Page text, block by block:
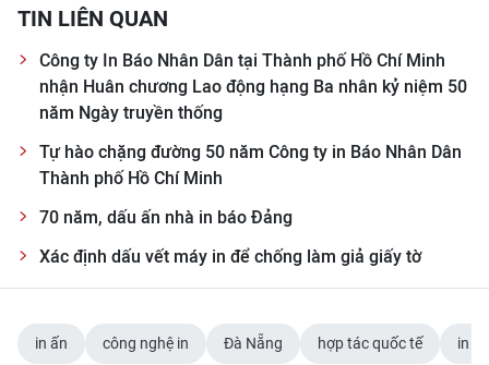
TIN LIÊN QUAN
Công ty In Báo Nhân Dân tại Thành phố Hồ Chí Minh
nhận Huân chương Lao động hạng Ba nhân kỷ niệm 50
năm Ngày truyền thống
Tự hào chặng đường 50 năm Công ty in Báo Nhân Dân
Thành phố Hồ Chí Minh
70 năm, dấu ấn nhà in báo Đảng
Xác định dấu vết máy in để chống làm giả giấy tờ
in ấn công nghệ in Đà Nẵng hợp tác quốc tế in